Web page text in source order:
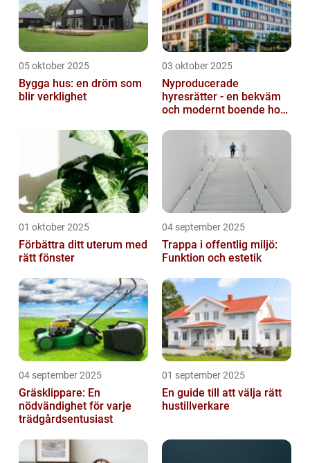
05 oktober 2025
Bygga hus: en dröm som
blir verklighet
03 oktober 2025
Nyproducerade
hyresrätter - en bekväm
och modernt boende hos
nyproduktion
01 oktober 2025
Förbättra ditt uterum med
rätt fönster
04 september 2025
Trappa i offentlig miljö:
Funktion och estetik
04 september 2025
Gräsklippare: En
nödvändighet för varje
trädgårdsentusiast
01 september 2025
En guide till att välja rätt
hustillverkare